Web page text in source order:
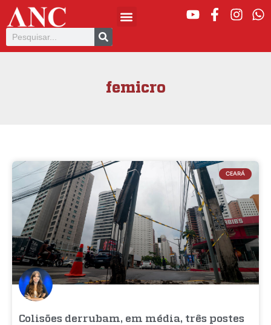
femicro
CEARÁ
Colisões derrubam, em média, três postes